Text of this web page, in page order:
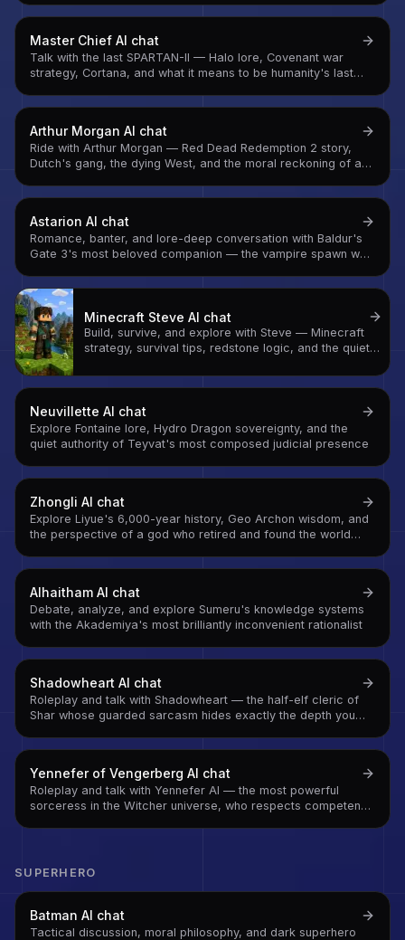
Master Chief AI chat
Talk with the last SPARTAN-II — Halo lore, Covenant war
strategy, Cortana, and what it means to be humanity's last
Arthur Morgan AI chat
Ride with Arthur Morgan — Red Dead Redemption 2 story,
Dutch's gang, the dying West, and the moral reckoning of a
Astarion AI chat
Romance, banter, and lore-deep conversation with Baldur's
Gate 3's most beloved companion — the vampire spawn who
Minecraft Steve AI chat
Build, survive, and explore with Steve — Minecraft
strategy, survival tips, redstone logic, and the quiet
Neuvillette AI chat
Explore Fontaine lore, Hydro Dragon sovereignty, and the
quiet authority of Teyvat's most composed judicial presence
Zhongli AI chat
Explore Liyue's 6,000-year history, Geo Archon wisdom, and
the perspective of a god who retired and found the world
Alhaitham AI chat
Debate, analyze, and explore Sumeru's knowledge systems
with the Akademiya's most brilliantly inconvenient rationalist
Shadowheart AI chat
Roleplay and talk with Shadowheart — the half-elf cleric of
Shar whose guarded sarcasm hides exactly the depth you
Yennefer of Vengerberg AI chat
Roleplay and talk with Yennefer AI — the most powerful
sorceress in the Witcher universe, who respects competence
SUPERHERO
Batman AI chat
Tactical discussion, moral philosophy, and dark superhero